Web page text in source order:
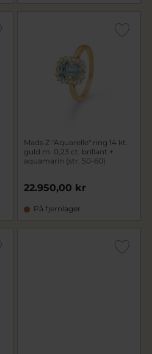
Mads Z "Aquarelle" ring 14 kt.
guld m. 0,23 ct. brillant +
aquamarin (str. 50-60)
22.950,00 kr
På fjernlager